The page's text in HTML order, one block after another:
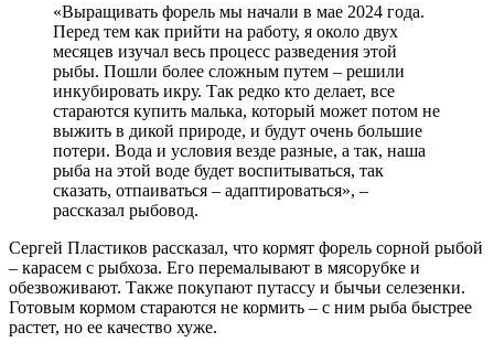
«Выращивать форель мы начали в мае 2024 года.
Перед тем как прийти на работу, я около двух
месяцев изучал весь процесс разведения этой
рыбы. Пошли более сложным путем – решили
инкубировать икру. Так редко кто делает, все
стараются купить малька, который может потом не
выжить в дикой природе, и будут очень большие
потери. Вода и условия везде разные, а так, наша
рыба на этой воде будет воспитываться, так
сказать, отпаиваться – адаптироваться», –
рассказал рыбовод.
Сергей Пластиков рассказал, что кормят форель сорной рыбой
– карасем с рыбхоза. Его перемалывают в мясорубке и
обезвоживают. Также покупают путассу и бычьи селезенки.
Готовым кормом стараются не кормить – с ним рыба быстрее
растет, но ее качество хуже.